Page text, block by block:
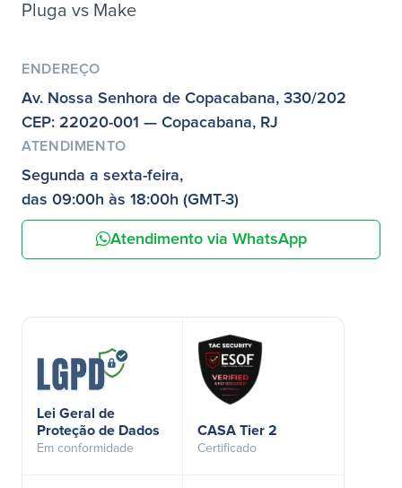
Pluga vs Make
ENDEREÇO
Av. Nossa Senhora de Copacabana, 330/202
CEP: 22020-001 — Copacabana, RJ
ATENDIMENTO
Segunda a sexta-feira,
das 09:00h às 18:00h (GMT-3)
Atendimento via WhatsApp
Lei Geral de
Proteção de Dados
Em conformidade
CASA Tier 2
Certificado